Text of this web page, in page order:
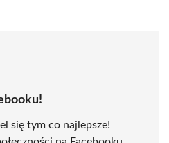
się tym co najlepsze!